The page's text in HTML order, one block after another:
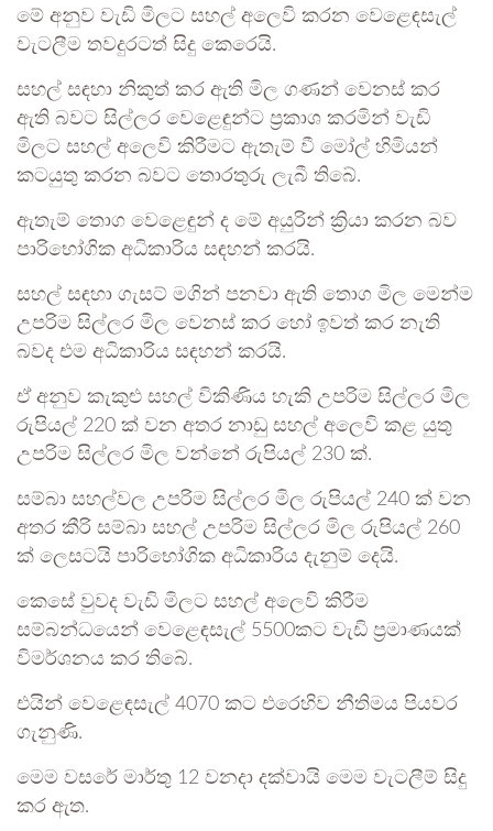
මේ අනුව වැඩි මිලට සහල් අලෙවි කරන වෙළෙඳසැල්
වැටලීම තවදුරටත් සිදු කෙරෙයි.
සහල් සඳහා නිකුත් කර ඇති මිල ගණන් වෙනස් කර
ඇති බවට සිල්ලර වෙළෙඳුන්ට ප්‍රකාශ කරමින් වැඩි
මිලට සහල් අලෙවි කිරීමට ඇතැම් වී මෝල් හිමියන්
කටයුතු කරන බවට තොරතුරු ලැබී ති‍බේ.
ඇතැම් තොග වෙළෙඳුන් ද මේ අයුරින් ක්‍රියා කරන බව
පාරිභෝගික අධිකාරිය සඳහන් කරයි.
සහල් සඳහා ගැසට් මගින් පනවා ඇති තොග මිල මෙන්ම
උපරිම සිල්ලර මිල වෙනස් කර හෝ ඉවත් කර නැති
බවද එම අධිකාරිය සඳහන් කරයි.
ඒ අනුව කැකුළු සහල් විකිණිය හැකි උපරිම සිල්ලර මිල
රුපියල් 220 ක් වන අතර නාඩු සහල් අලෙවි කළ යුතු
උපරිම සිල්ලර මිල වන්නේ රුපියල් 230 ක්.
සම්බා සහල්වල උපරිම සිල්ලර මිල රුපියල් 240 ක් වන
අතර කීරි සම්බා සහල් උපරිම සිල්ලර මිල රුපියල් 260
ක් ලෙසටයි පාරිභෝගික අධිකාරිය දැනුම් දෙයි.
කෙසේ වුවද වැඩි මිලට සහල් අලෙවි කිරීම
සම්බන්ධයෙන් වෙළෙඳසැල් 5500කට වැඩි ප්‍රමාණයක්
විමර්ශනය කර තිබේ.
එයින් වෙළෙඳසැල් 4070 කට එරෙහිව නීතිමය පියවර
ගැනුණි.
මෙම වසරේ මාර්තු 12 වනදා දක්වායි මෙම වැටලීම් සිදු
කර ඇත.